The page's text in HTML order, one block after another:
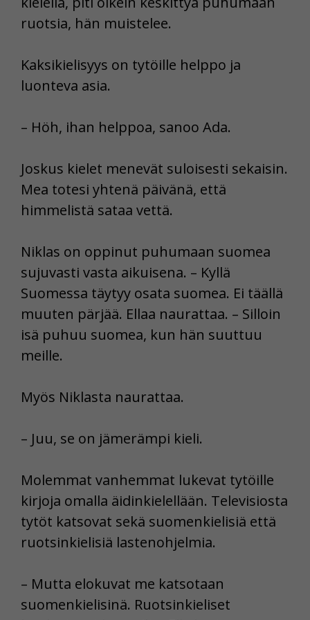
ruotsia, hän muistelee.
Kaksikielisyys on tytöille helppo ja
luonteva asia.
– Höh, ihan helppoa, sanoo Ada.
Joskus kielet menevät suloisesti sekaisin.
Mea totesi yhtenä päivänä, että
himmelistä sataa vettä.
Niklas on oppinut puhumaan suomea
sujuvasti vasta aikuisena. – Kyllä
Suomessa täytyy osata suomea. Ei täällä
muuten pärjää. Ellaa naurattaa. – Silloin
isä puhuu suomea, kun hän suuttuu
meille.
Myös Niklasta naurattaa.
– Juu, se on jämerämpi kieli.
Molemmat vanhemmat lukevat tytöille
kirjoja omalla äidinkielellään. Televisiosta
tytöt katsovat sekä suomenkielisiä että
ruotsinkielisiä lastenohjelmia.
– Mutta elokuvat me katsotaan
suomenkielisinä. Ruotsinkieliset